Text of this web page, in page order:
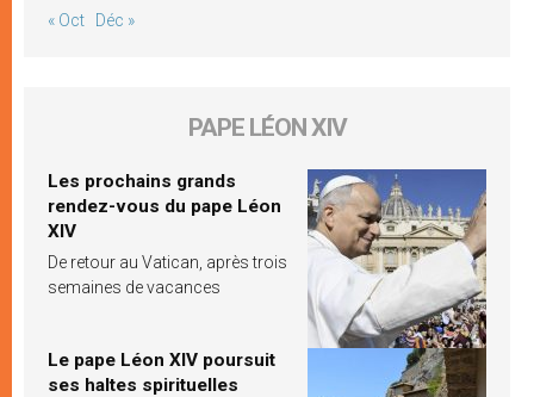
« Oct Déc »
PAPE LÉON XIV
Les prochains grands
rendez-vous du pape Léon
XIV
De retour au Vatican, après trois
semaines de vacances
Le pape Léon XIV poursuit
ses haltes spirituelles